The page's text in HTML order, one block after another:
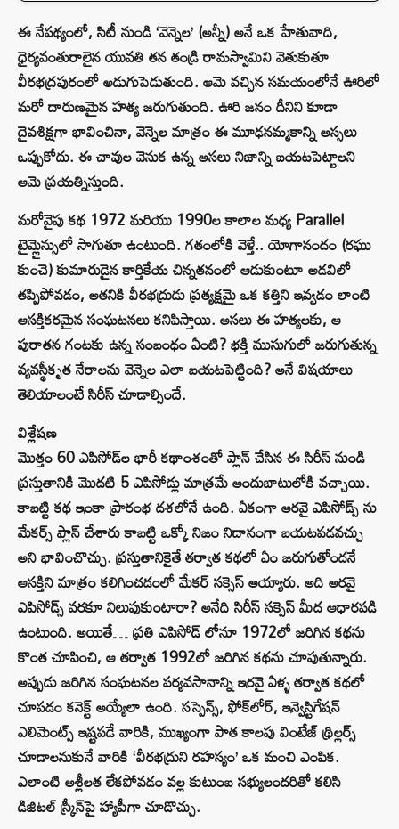
ఈ నేపథ్యంలో, సిటీ నుండి ‘వెన్నెల’ (అన్నీ) అనే ఒక హేతువాది,
ధైర్యవంతురాలైన యువతి తన తండ్రి రామస్వామిని వెతుకుతూ
వీరభద్రపురంలో అడుగుపెడుతుంది. ఆమె వచ్చిన సమయంలోనే ఊరిలో
మరో దారుణమైన హత్య జరుగుతుంది. ఊరి జనం దీనిని కూడా
దైవశిక్షగా భావించినా, వెన్నెల మాత్రం ఈ మూఢనమ్మకాన్ని అస్సలు
ఒప్పుకోదు. ఈ చావుల వెనుక ఉన్న అసలు నిజాన్ని బయటపెట్టాలని
ఆమె ప్రయత్నిస్తుంది.
మరోవైపు కథ 1972 మరియు 1990ల కాలాల మధ్య Parallel
టైమ్లైన్సులో సాగుతూ ఉంటుంది. గతంలోకి వెళ్తే.. యోగానందం (రఘు
కుంచె) కుమారుడైన కార్తికేయ చిన్నతనంలో ఆడుకుంటూ అడవిలో
తప్పిపోవడం, అతనికి వీరభద్రుడు ప్రత్యక్షమై ఒక కత్తిని ఇవ్వడం లాంటి
ఆసక్తికరమైన సంఘటనలు కనిపిస్తాయి. అసలు ఈ హత్యలకు, ఆ
పురాతన గంటకు ఉన్న సంబంధం ఏంటి? భక్తి ముసుగులో జరుగుతున్న
వ్యవస్థీకృత నేరాలను వెన్నెల ఎలా బయటపెట్టింది? అనే విషయాలు
తెలియాలంటే సిరీస్ చూడాల్సిందే.
విశ్లేషణ
మొత్తం 60 ఎపిసోడ్‌ల భారీ కథాంశంతో ప్లాన్ చేసిన ఈ సిరీస్ నుండి
ప్రస్తుతానికి మొదటి 5 ఎపిసోడ్లు మాత్రమే అందుబాటులోకి వచ్చాయి.
కాబట్టి కథ ఇంకా ప్రారంభ దశలోనే ఉంది. ఏకంగా అరవై ఎపిసోడ్స్ ను
మేకర్స్ ప్లాన్ చేశారు కాబట్టి ఒక్కో నిజం నిదానంగా బయటపడవచ్చు
అని భావించొచ్చు. ప్రస్తుతానికైతే తర్వాత కథలో ఏం జరుగుతోందనే
ఆసక్తిని మాత్రం కలిగించడంలో మేకర్ సక్సెస్ అయ్యారు. అది అరవై
ఎపిసోడ్స్ వరకూ నిలుపుకుంటారా? అనేది సిరీస్ సక్సెస్ మీద ఆధారపడి
ఉంటుంది. అయితే… ప్రతి ఎపిసోడ్ లోనూ 1972లో జరిగిన కథను
కొంత చూపించి, ఆ తర్వాత 1992లో జరిగిన కథను చూపుతున్నారు.
అప్పుడు జరిగిన సంఘటనల పర్యవసానాన్ని ఇరవై ఏళ్ళ తర్వాత కథలో
చూపడం కనెక్ట్ అయ్యేలా ఉంది. సస్పెన్స్, ఫోక్‌లోర్, ఇన్వెస్టిగేషన్
ఎలిమెంట్స్ ఇష్టపడే వారికి, ముఖ్యంగా పాత కాలపు వింటేజ్ థ్రిల్లర్స్
చూడాలనుకునే వారికి ‘వీరభద్రుని రహస్యం’ ఒక మంచి ఎంపిక.
ఎలాంటి అశ్లీలత లేకపోవడం వల్ల కుటుంబ సభ్యులందరితో కలిసి
డిజిటల్ స్క్రీన్‌పై హ్యాపీగా చూడొచ్చు.